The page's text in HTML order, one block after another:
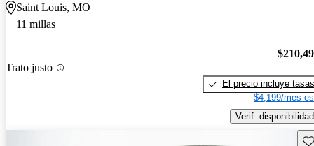
Saint Louis, MO
11 millas
Trato justo
El precio incluye tasas
$4,199/mes
Verif. disponibilidad